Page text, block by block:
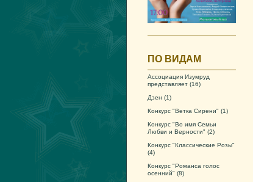
ПО ВИДАМ
Ассоциация Изумруд
представляет (16)
Дзен (1)
Конкурс "Ветка Сирени" (1)
Конкурс "Во имя Семьи
Любви и Верности" (2)
Конкурс "Классические Розы"
(4)
Конкурс "Романса голос
осенний" (8)